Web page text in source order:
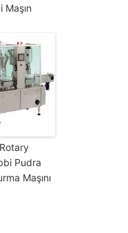
Maşın
Pudra
Maşını